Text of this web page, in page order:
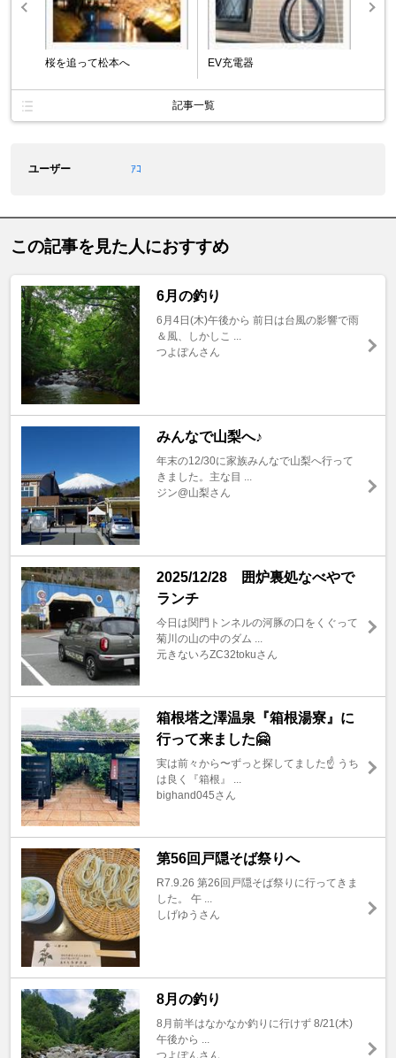
桜を追って松本へ EV充電器
記事一覧
ユーザー ｱｺ
この記事を見た人におすすめ
6月の釣り
6月4日(木)午後から 前日は台風の影響で雨
＆風、しかしこ ...
つよぽんさん
みんなで山梨へ♪
年末の12/30に家族みんなで山梨へ行って
きました。主な目 ...
ジン@山梨さん
2025/12/28 囲炉裏処なべやで
ランチ
今日は関門トンネルの河豚の口をくぐって
菊川の山の中のダム ...
元きないろZC32tokuさん
箱根塔之澤温泉『箱根湯寮』に
行って来ました🤗
実は前々から〜ずっと探してました☝️ うち
は良く『箱根』 ...
bighand045さん
第56回戸隠そば祭りへ
R7.9.26 第26回戸隠そば祭りに行ってきま
した。 午 ...
しげゆうさん
8月の釣り
8月前半はなかなか釣りに行けず 8/21(木)
午後から ...
つよぽんさん